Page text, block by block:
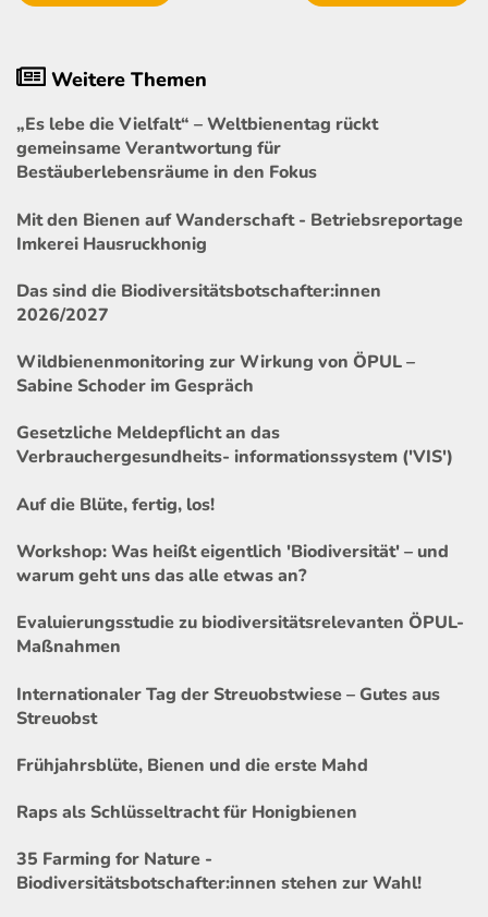
Weitere Themen
„Es lebe die Vielfalt“ – Weltbienentag rückt
gemeinsame Verantwortung für
Bestäuberlebensräume in den Fokus
Mit den Bienen auf Wanderschaft - Betriebsreportage
Imkerei Hausruckhonig
Das sind die Biodiversitätsbotschafter:innen
2026/2027
Wildbienenmonitoring zur Wirkung von ÖPUL –
Sabine Schoder im Gespräch
Gesetzliche Meldepflicht an das
Verbrauchergesundheits- informationssystem ('VIS')
Auf die Blüte, fertig, los!
Workshop: Was heißt eigentlich 'Biodiversität' – und
warum geht uns das alle etwas an?
Evaluierungsstudie zu biodiversitätsrelevanten ÖPUL-
Maßnahmen
Internationaler Tag der Streuobstwiese – Gutes aus
Streuobst
Frühjahrsblüte, Bienen und die erste Mahd
Raps als Schlüsseltracht für Honigbienen
35 Farming for Nature -
Biodiversitätsbotschafter:innen stehen zur Wahl!